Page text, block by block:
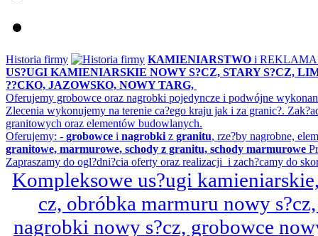
Historia firmy KAMIENIARSTWO i
US?UGI KAMIENIARSKIE NOWY S?CZ, STARY S?CZ,
??CKO, JAZOWSKO, NOWY TARG,
Oferujemy grobowce oraz nagrobki pojedyncze i podwójne
Zlecenia wykonujemy na terenie ca?ego kraju jak i za granic?.
granitowych oraz elementów budowlanych.
Oferujemy: - grobowce i nagrobki z granitu, rze?by nagrobne,
granitowe, marmurowe, schody z granitu, schody marmurowe
Zapraszamy do ogl?dni?cia oferty oraz realizacji i zach?camy do
Kompleksowe us?ugi
cz, obróbka marmuru nowy
nagrobki nowy s?cz, grobowce